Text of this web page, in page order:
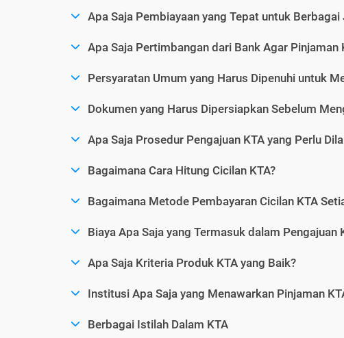
Apa Saja Pembiayaan yang Tepat untuk
Apa Saja Pertimbangan dari Bank Agar Pinjaman
Persyaratan Umum yang Harus Dipenuhi untuk
Dokumen yang Harus Dipersiapkan Sebelum
Apa Saja Prosedur Pengajuan KTA yang Perlu
Bagaimana Cara Hitung Cicilan KTA?
Bagaimana Metode Pembayaran Cicilan KTA
Biaya Apa Saja yang Termasuk dalam Pengajuan
Apa Saja Kriteria Produk KTA yang Baik?
Institusi Apa Saja yang Menawarkan Pinjaman
Berbagai Istilah Dalam KTA